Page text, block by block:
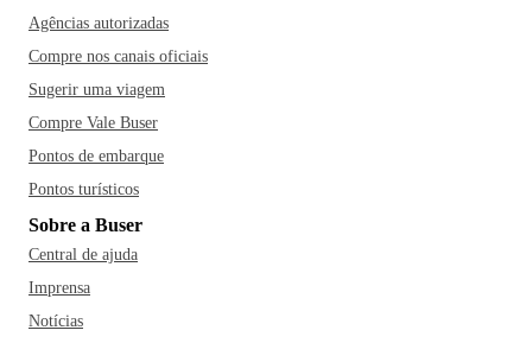
Agências autorizadas
Compre nos canais oficiais
Sugerir uma viagem
Compre Vale Buser
Pontos de embarque
Pontos turísticos
Sobre a Buser
Central de ajuda
Imprensa
Notícias